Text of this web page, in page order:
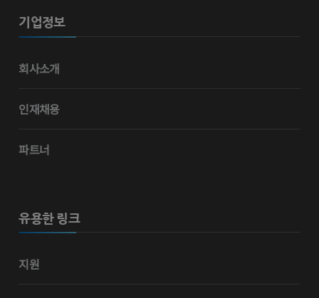
기업정보
회사소개
인재채용
파트너
유용한 링크
지원